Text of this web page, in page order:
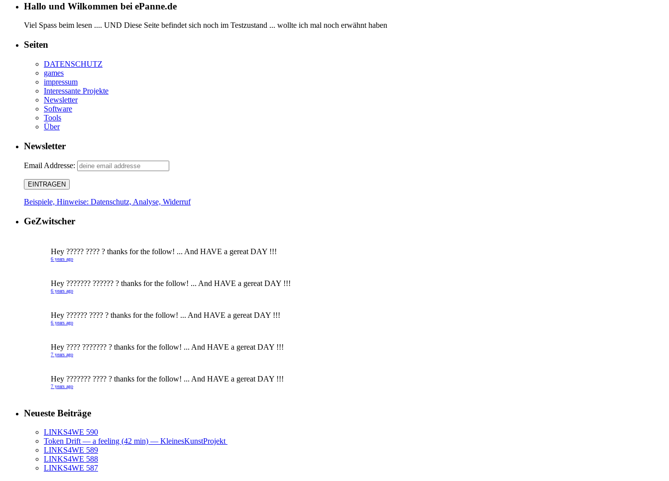
Hallo und Wilkommen bei ePanne.de
Viel Spass beim lesen .... UND Diese Seite befindet sich noch im Testzustand ... wollte ich mal noch erwähnt haben
Seiten
DATENSCHUTZ
games
impressum
Interessante Projekte
Newsletter
Software
Tools
Über
Newsletter
Email Addresse:
Beispiele, Hinweise: Datenschutz, Analyse, Widerruf
GeZwitscher
Hey ????? ???? ? thanks for the follow! ... And HAVE a gereat DAY !!!
6 years ago
Hey ??????? ?????? ? thanks for the follow! ... And HAVE a gereat DAY !!!
6 years ago
Hey ?????? ???? ? thanks for the follow! ... And HAVE a gereat DAY !!!
6 years ago
Hey ???? ??????? ? thanks for the follow! ... And HAVE a gereat DAY !!!
7 years ago
Hey ??????? ???? ? thanks for the follow! ... And HAVE a gereat DAY !!!
7 years ago
Neueste Beiträge
LINKS4WE 590
Token Drift — a feeling (42 min) — KleinesKunstProjekt
LINKS4WE 589
LINKS4WE 588
LINKS4WE 587